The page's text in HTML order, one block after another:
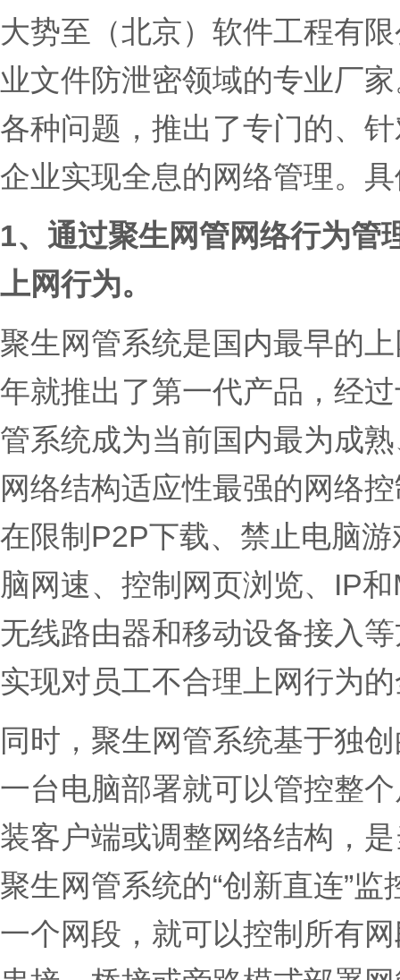
大势至（北京）软件工程有
业文件防泄密领域的专业厂
各种问题，推出了专门的、
企业实现全息的网络管理。
1、 通过聚生网管网络行为管
上网行为。
聚生网管系统是国内最早的
年就推出了第一代产品，经
管系统成为当前国内最为成
网络结构适应性最强的网络
在限制P2P下载、禁止电脑
脑网速、控制网页浏览、IP
无线路由器和移动设备接入
实现对员工不合理上网行为
同时，聚生网管系统基于独
一台电脑部署就可以管控整
装客户端或调整网络结构，
聚生网管系统的“创新直连”
一个网段，就可以控制所有